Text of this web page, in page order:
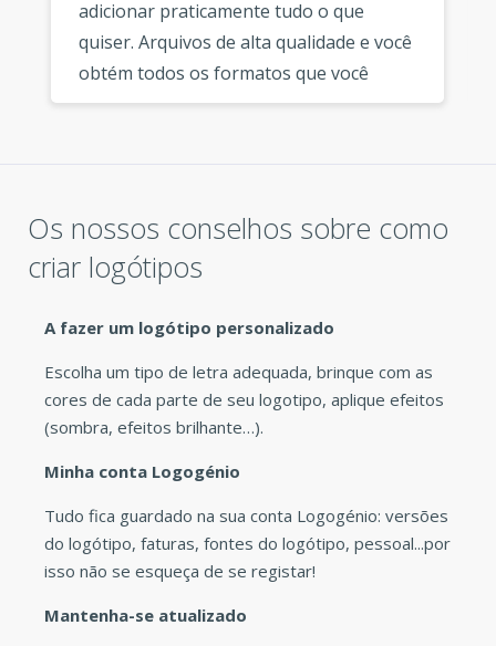
adicionar praticamente tudo o que
quiser. Arquivos de alta qualidade e você
obtém todos os formatos que você
precisa. Obrigado novamente por este
Os nossos conselhos sobre como
criar logótipos
A fazer um logótipo personalizado
Escolha um tipo de letra adequada, brinque com as
cores de cada parte de seu logotipo, aplique efeitos
(sombra, efeitos brilhante…).
Minha conta Logogénio
Tudo fica guardado na sua conta Logogénio: versões
do logótipo, faturas, fontes do logótipo, pessoal...por
isso não se esqueça de se registar!
Mantenha-se atualizado